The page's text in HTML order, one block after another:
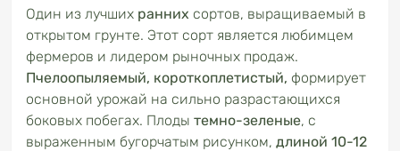
Один из лучших ранних сортов, выращиваемый в
открытом грунте. Этот сорт является любимцем
фермеров и лидером рыночных продаж.
Пчелоопыляемый, короткоплетистый, формирует
основной урожай на сильно разрастающихся
боковых побегах. Плоды темно-зеленые, с
выраженным бугорчатым рисунком, длиной 10-12